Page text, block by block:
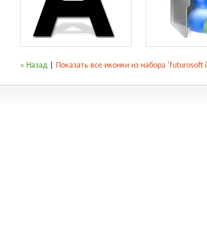
« Назад Показать все иконки из набора 'futurosoft